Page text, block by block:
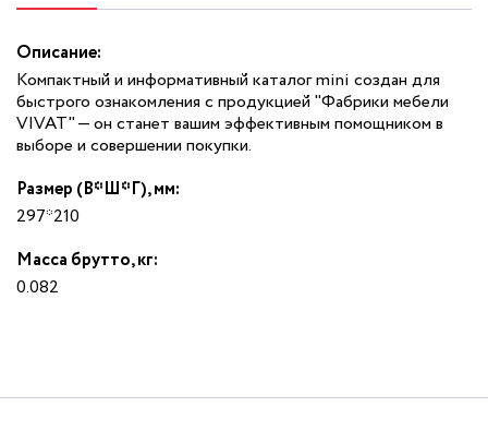
Описание:
Компактный и информативный каталог mini создан для
быстрого ознакомления с продукцией "Фабрики мебели
VIVAT" — он станет вашим эффективным помощником в
выборе и совершении покупки.
Размер (В*Ш*Г), мм:
297*210
Масса брутто, кг:
0.082